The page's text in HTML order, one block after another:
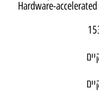
Hardware-